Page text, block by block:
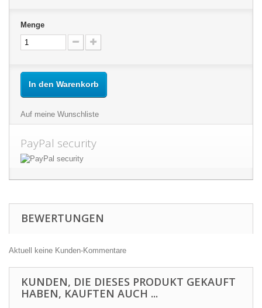
Menge
In den Warenkorb
Auf meine Wunschliste
PayPal security
BEWERTUNGEN
Aktuell keine Kunden-Kommentare
KUNDEN, DIE DIESES PRODUKT GEKAUFT
HABEN, KAUFTEN AUCH ...